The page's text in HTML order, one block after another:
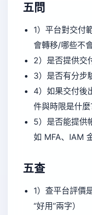
五問
1）平台對交付
會轉移/哪些不會
2）是否提供交
3）是否有分步
4）如果交付後
件與時限是什麼
5）是否能提供
如 MFA、IAM
五查
1）查平台評價
“好用”兩字）